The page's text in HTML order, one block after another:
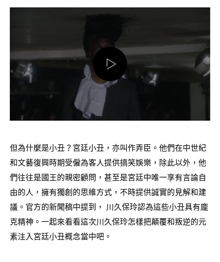
但為什麼是小丑？ 宮廷小丑 ， 亦叫作弄臣。他們在中世紀
和文藝復興時期受僱為客人提供搞笑娛樂 ， 除此以外 ， 他
們往往是國王的親密顧問 ， 甚至是宮廷中唯一享有言論自
由的人 ， 擁有獨創的思維方式 ， 不時提供誠實的見解和建
議。官方的新聞稿中提到 ， 川久保玲認為這些小丑具有龐
克精神。一起來看看這次川久保玲怎樣把顛覆和叛逆的元
素注入宮廷小丑概念當中吧。